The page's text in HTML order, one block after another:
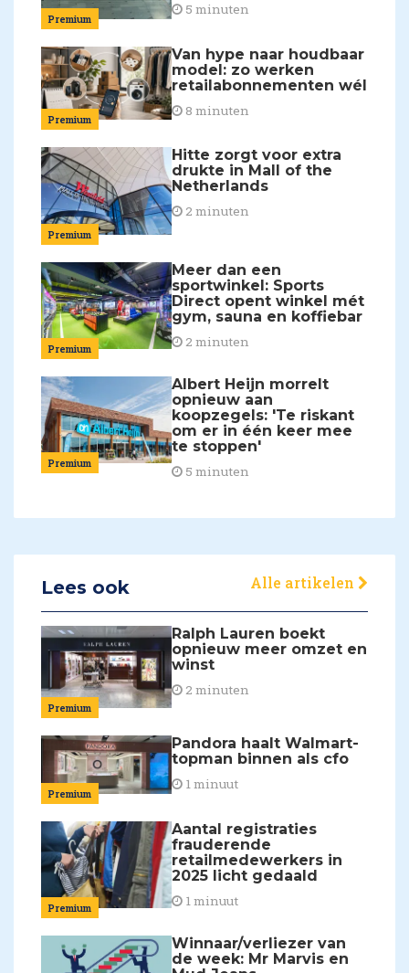
Premium
5 minuten
Premium
Van hype naar houdbaar
model: zo werken
retailabonnementen wél
8 minuten
Premium
Hitte zorgt voor extra
drukte in Mall of the
Netherlands
2 minuten
Premium
Meer dan een
sportwinkel: Sports
Direct opent winkel mét
gym, sauna en koffiebar
2 minuten
Premium
Albert Heijn morrelt
opnieuw aan
koopzegels: 'Te riskant
om er in één keer mee
te stoppen'
5 minuten
Lees ook Alle artikelen
Premium
Ralph Lauren boekt
opnieuw meer omzet en
winst
2 minuten
Premium
Pandora haalt Walmart-
topman binnen als cfo
1 minuut
Premium
Aantal registraties
frauderende
retailmedewerkers in
2025 licht gedaald
1 minuut
Winnaar/verliezer van
de week: Mr Marvis en